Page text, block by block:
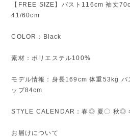
【FREE SIZE】バスト116cm 袖丈
41/60cm
COLOR：Black
素材：ポリエステル100%
モデル情報：身長169cm 体重53kg
ップ84cm
STYLE CALENDAR：春◎ 夏〇 秋◎
お届けについて